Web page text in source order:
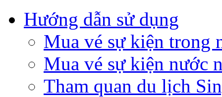
Hướng dẫn sử dụng
Mua vé sự kiện trong
Mua vé sự kiện nước
Tham quan du lịch